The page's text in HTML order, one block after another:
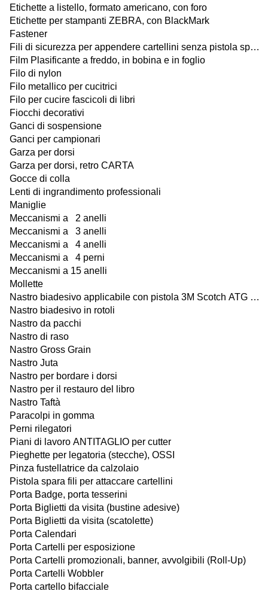
Etichette a listello, formato americano, con foro
Etichette per stampanti ZEBRA, con BlackMark
Fastener
Fili di sicurezza per appendere cartellini senza pistola sparafili
Film Plasificante a freddo, in bobina e in foglio
Filo di nylon
Filo metallico per cucitrici
Filo per cucire fascicoli di libri
Fiocchi decorativi
Ganci di sospensione
Ganci per campionari
Garza per dorsi
Garza per dorsi, retro CARTA
Gocce di colla
Lenti di ingrandimento professionali
Maniglie
Meccanismi a 2 anelli
Meccanismi a 3 anelli
Meccanismi a 4 anelli
Meccanismi a 4 perni
Meccanismi a 15 anelli
Mollette
Nastro biadesivo applicabile con pistola 3M Scotch ATG 700
Nastro biadesivo in rotoli
Nastro da pacchi
Nastro di raso
Nastro Gross Grain
Nastro Juta
Nastro per bordare i dorsi
Nastro per il restauro del libro
Nastro Taftà
Paracolpi in gomma
Perni rilegatori
Piani di lavoro ANTITAGLIO per cutter
Pieghette per legatoria (stecche), OSSI
Pinza fustellatrice da calzolaio
Pistola spara fili per attaccare cartellini
Porta Badge, porta tesserini
Porta Biglietti da visita (bustine adesive)
Porta Biglietti da visita (scatolette)
Porta Calendari
Porta Cartelli per esposizione
Porta Cartelli promozionali, banner, avvolgibili (Roll-Up)
Porta Cartelli Wobbler
Porta cartello bifacciale